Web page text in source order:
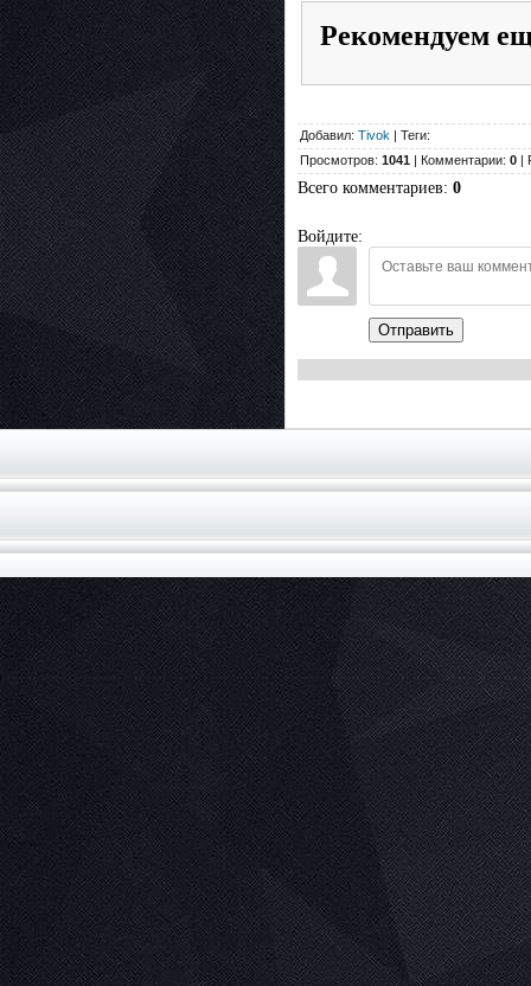
Рекомендуем
Добавил: Tivok | Теги:
Просмотров: 1041 | Комментарии: 0 |
Всего комментариев: 0
Войдите:
Отправить